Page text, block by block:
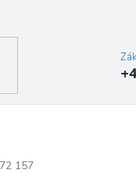
zmluvy
72 157